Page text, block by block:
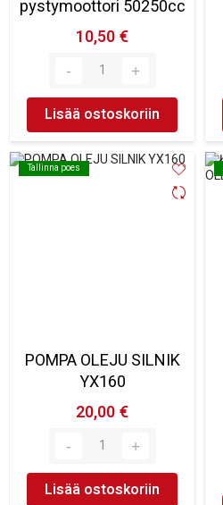
pystymoottori 50250cc
10,50 €
Lisää ostoskoriin
Tallinna poes
Tallinna poes
POMPA OLEJU SILNIK
YX160
20,00 €
Lisää ostoskoriin